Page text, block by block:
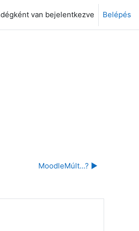
váltása
van bejelentkezve Belépés
MoodleMúlt...? ▶︎